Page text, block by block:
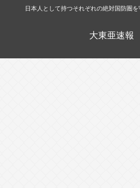
日本人として持つそれぞれの絶対国防圏
大東亜速報